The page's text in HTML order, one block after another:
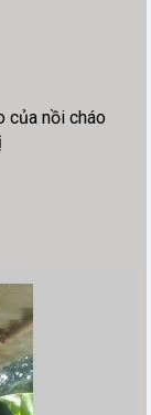
của nồi cháo